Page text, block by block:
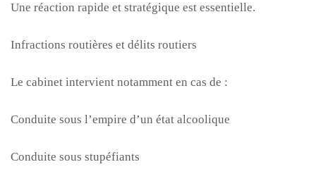
Une réaction rapide et stratégique est essentielle.
Infractions routières et délits routiers
Le cabinet intervient notamment en cas de :
Conduite sous l’empire d’un état alcoolique
Conduite sous stupéfiants